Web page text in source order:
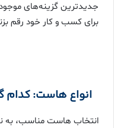
جدیدترین گزینه‌های موجود
برای کسب و کار خود رقم
انواع هاست: کدام
انتخاب هاست مناسب، به